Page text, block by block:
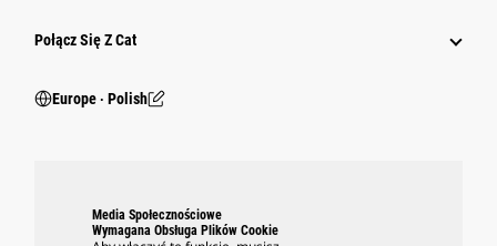
Połącz Się Z Cat
Europe ‧ Polish
Media Społecznościowe
Wymagana Obsługa Plików Cookie